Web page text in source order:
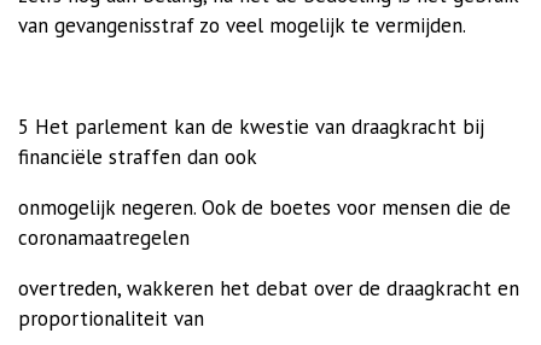
van gevangenisstraf zo veel mogelijk te vermijden.
5 Het parlement kan de kwestie van draagkracht bij
financiële straffen dan ook
onmogelijk negeren. Ook de boetes voor mensen die de
coronamaatregelen
overtreden, wakkeren het debat over de draagkracht en
proportionaliteit van